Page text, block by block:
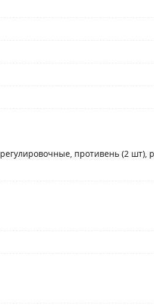
противень (2 шт),